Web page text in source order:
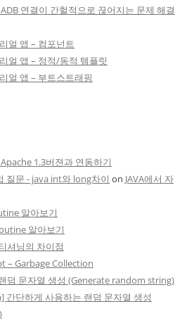
연결이 간헐적으로 끊어지는 문제 해결
얼 앱 – 컴포넌트
얼 앱 – 정적/동적 템플릿
얼 앱 – 부트스트래핑
1.3버젼과 연동하기
질문 - java int와 long차이 on JAVA에서 자
알아보기
알아보기
셔닝의 차이점
– Garbage Collection
덤 문자열 생성 (Generate random string)
간단하게 사용하는 랜덤 문자열 생성